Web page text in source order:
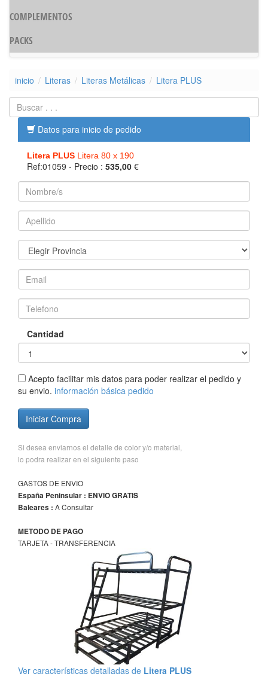
COMPLEMENTOS
PACKS
inicio Literas Literas Metálicas Litera PLUS
Datos para inicio de pedido
Litera PLUS Litera 80 x 190
Ref:01059 - Precio : 535,00 €
Cantidad
Acepto facilitar mis datos para poder realizar el pedido y
su envio. información básica pedido
Iniciar Compra
Si desea enviarnos el detalle de color y/o material,
lo podra realizar en el siguiente paso
GASTOS DE ENVIO
España Peninsular : ENVIO GRATIS
Baleares : A Consultar
METODO DE PAGO
TARJETA - TRANSFERENCIA
Ver características detalladas de Litera PLUS